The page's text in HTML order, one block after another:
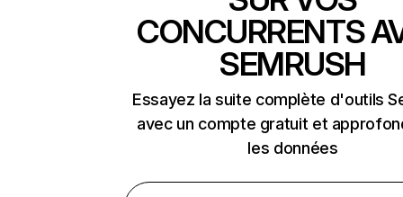
CONCURRENTS
SEMRUSH
Essayez la suite complète d'outils
avec un compte gratuit et
les données